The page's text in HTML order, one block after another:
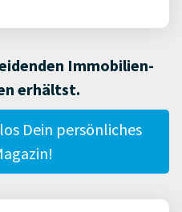
Immobilien-
erhältst.
Dein persönliches